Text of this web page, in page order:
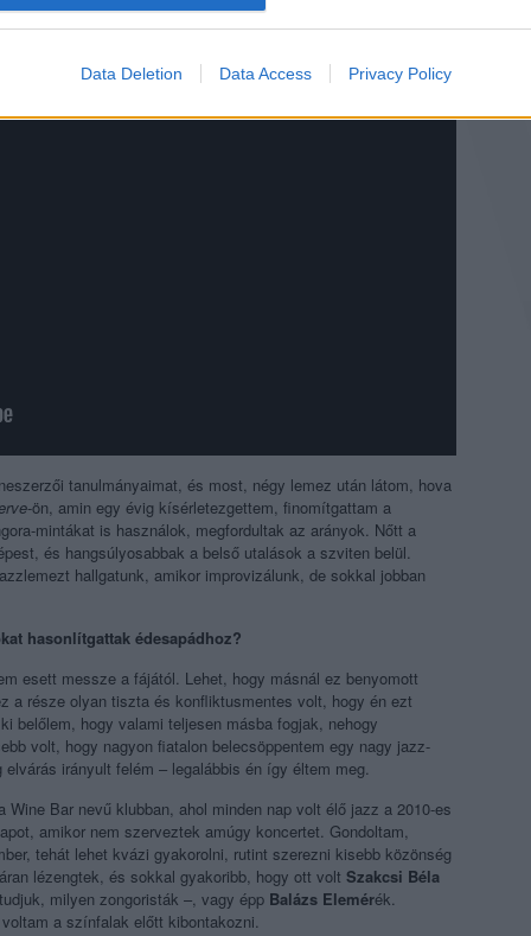
Data Deletion Data Access Privacy Policy
tanulmányaimat, és most, négy lemez után látom, hova
-ön, amin egy évig kísérletezgettem, finomítgattam a
mintákat is használok, megfordultak az arányok. Nőtt a
és hangsúlyosabbak a belső utalások a szviten belül.
hallgatunk, amikor improvizálunk, de sokkal jobban
hasonlítgattak édesapádhoz?
esett messze a fájától. Lehet, hogy másnál ez benyomott
a része olyan tiszta és konfliktusmentes volt, hogy én ezt
belőlem, hogy valami teljesen másba fogjak, nehogy
volt, hogy nagyon fiatalon belecsöppentem egy nagy jazz-
irányult felém – legalábbis én így éltem meg.
Bar nevű klubban, ahol minden nap volt élő jazz a 2010-es
amikor nem szerveztek amúgy koncertet. Gondoltam,
tehát lehet kvázi gyakorolni, rutint szerezni kisebb közönség
lézengtek, és sokkal gyakoribb, hogy ott volt Szakcsi Béla
milyen zongoristák –, vagy épp Balázs Elemérék.
a színfalak előtt kibontakozni.